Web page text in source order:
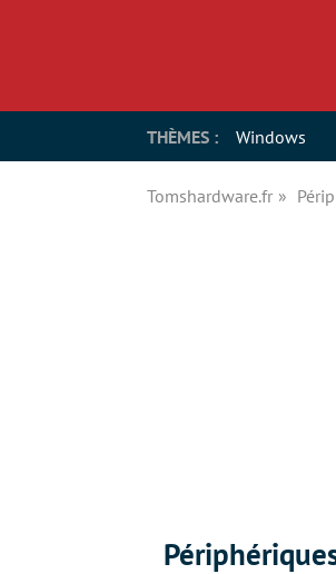
THÈMES : Windows
Tomshardware.fr